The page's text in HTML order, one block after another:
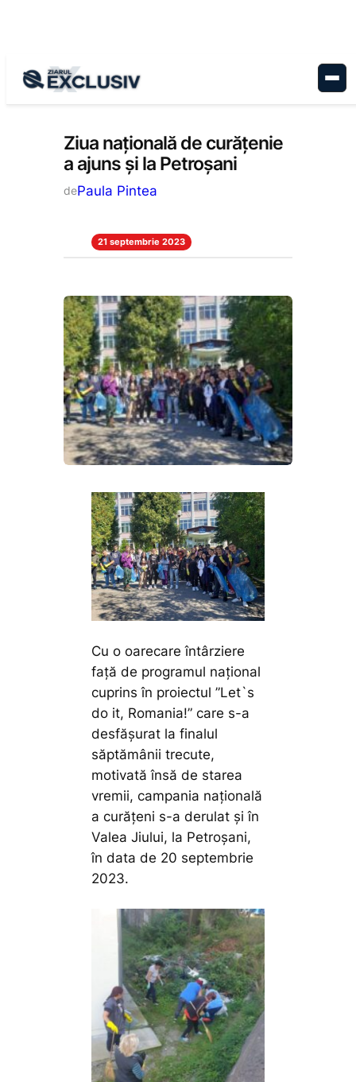
Stiri la zi
Ziua națională de curățenie
a ajuns și la Petroșani
dePaula Pintea
21 septembrie 2023
Cu o oarecare întârziere
față de programul național
cuprins în proiectul ”Let`s
do it, Romania!” care s-a
desfășurat la finalul
săptămânii trecute,
motivată însă de starea
vremii, campania națională
a curățeni s-a derulat și în
Valea Jiului, la Petroșani,
în data de 20 septembrie
2023.